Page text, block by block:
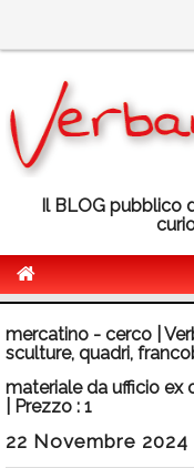
Il BLOG pubblico
Politica
Sport
Eventi
mercatino - cerco |
sculture, quadri,
materiale da ufficio ex
| Prezzo : 1
22 Novembre 2024